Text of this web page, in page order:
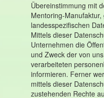
Übereinstimmung mit
Mentoring-Manufaktur,
landesspezifischen
Mittels dieser
Unternehmen die
und Zweck der von
verarbeiteten
informieren. Ferner
mittels dieser
zustehenden Rechte